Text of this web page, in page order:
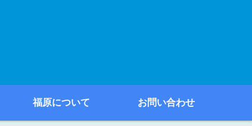
福原について お問い合わせ